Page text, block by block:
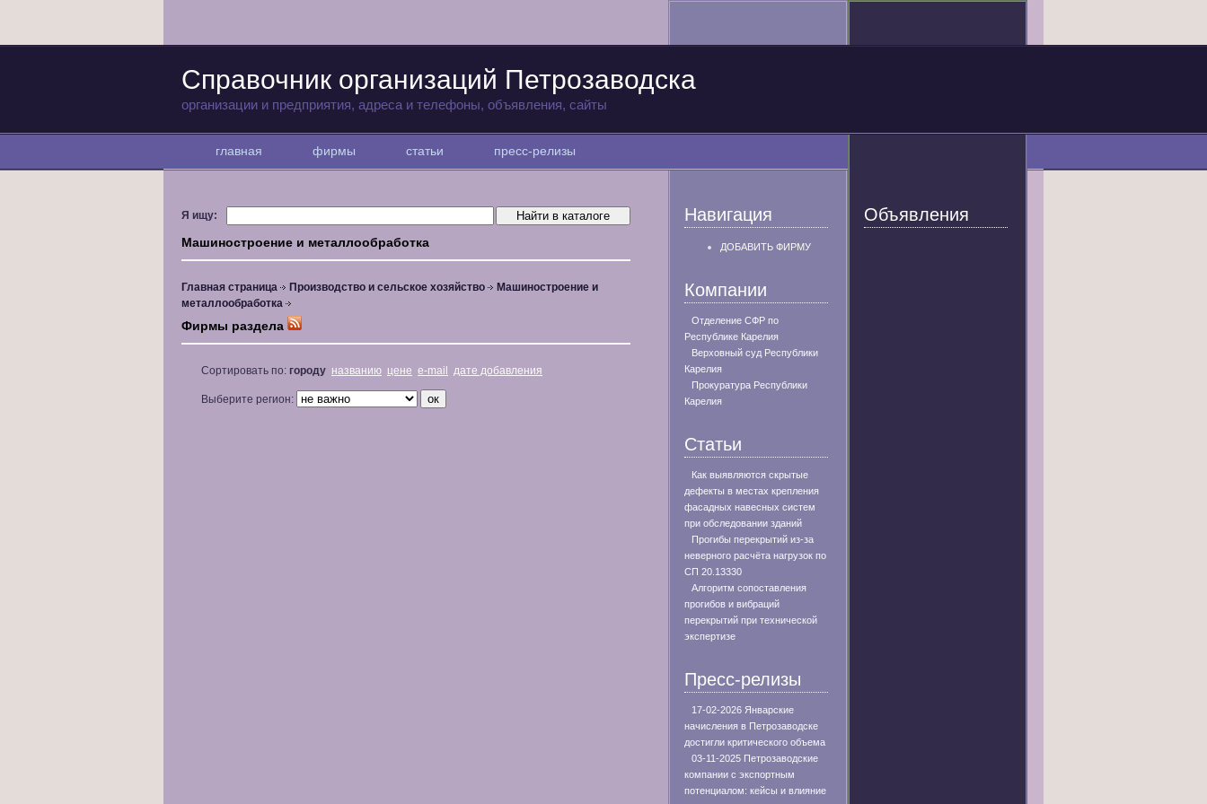
Справочник организаций Петрозаводска
организации и предприятия, адреса и телефоны, объявления, сайты
главная фирмы статьи пресс-релизы
Я ищу:
Машиностроение и металлообработка
Главная страница Производство и сельское хозяйство
Машиностроение и
металлообработка
Фирмы раздела
Сортировать по: городу названию цене e-mail дате добавления
Выберите регион:
Навигация
ДОБАВИТЬ ФИРМУ
Компании
Отделение СФР по
Республике Карелия
Верховный суд Республики
Карелия
Прокуратура Республики
Карелия
Статьи
Как выявляются скрытые
дефекты в местах крепления
фасадных навесных систем
при обследовании зданий
Прогибы перекрытий из-за
неверного расчёта нагрузок по
СП 20.13330
Алгоритм сопоставления
прогибов и вибраций
перекрытий при технической
экспертизе
Пресс-релизы
17-02-2026 Январские
начисления в Петрозаводске
достигли критического объема
03-11-2025 Петрозаводские
компании с экспортным
потенциалом: кейсы и влияние
Объявления